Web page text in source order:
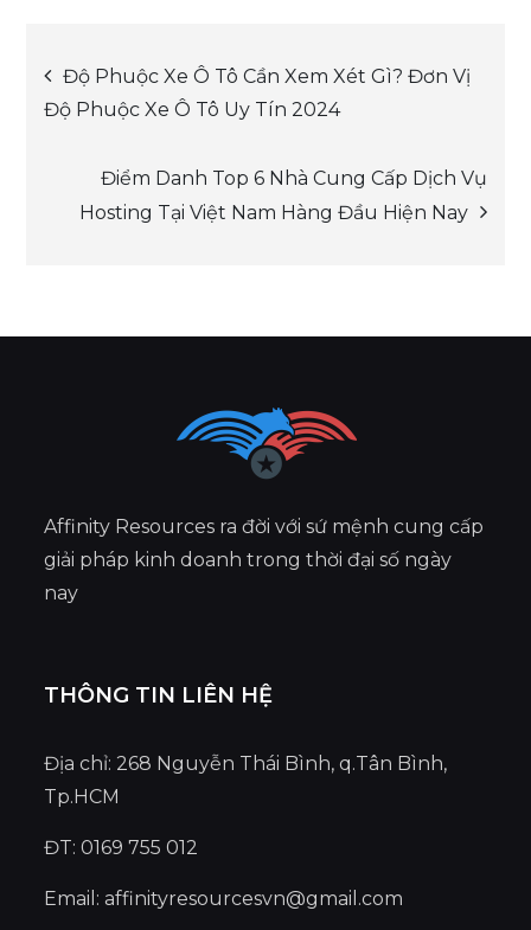
Post
navigation
Độ Phuộc Xe Ô Tô Cần Xem Xét Gì? Đơn Vị
Độ Phuộc Xe Ô Tô Uy Tín 2024
Điểm Danh Top 6 Nhà Cung Cấp Dịch Vụ
Hosting Tại Việt Nam Hàng Đầu Hiện Nay
Affinity Resources ra đời với sứ mệnh cung cấp
giải pháp kinh doanh trong thời đại số ngày
nay
THÔNG TIN LIÊN HỆ
Địa chỉ: 268 Nguyễn Thái Bình, q.Tân Bình,
Tp.HCM
ĐT: 0169 755 012
Email:affinityresourcesvn@gmail.com